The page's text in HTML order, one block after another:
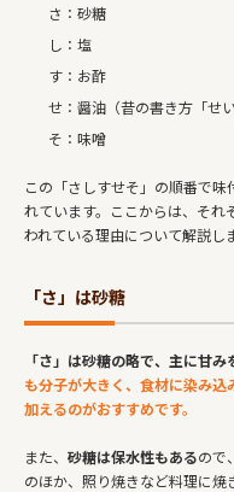
さ：砂糖
し：塩
す：お酢
せ：醤油（昔の書き方「せ
そ：味噌
この「さしすせそ」の順番で
れています。ここからは、そ
われている理由について解説し
「さ」は砂糖
「さ」は砂糖の略で、主に甘み
も分子が大きく、食材に染み
加えるのがおすすめです。
また、 砂糖は保水性もあるので
のほか、照り焼きなど料理に